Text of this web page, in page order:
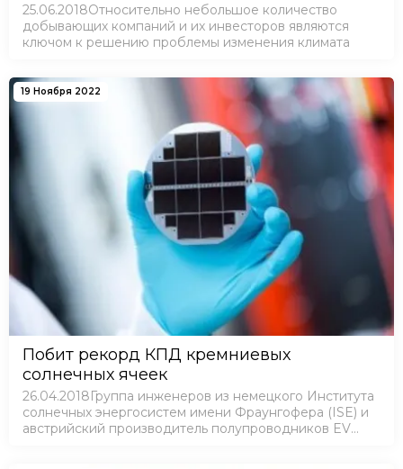
25.06.2018Относительно небольшое количество
добывающих компаний и их инвесторов являются
ключом к решению проблемы изменения климата
19 Ноября 2022
Побит рекорд КПД кремниевых
солнечных ячеек
26.04.2018Группа инженеров из немецкого Института
солнечных энергосистем имени Фраунгофера (ISE) и
австрийский производитель полупроводников EV